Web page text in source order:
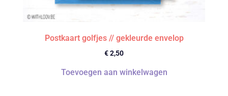
Postkaart golfjes // gekleurde envelop
€2,50
Toevoegen aan winkelwagen